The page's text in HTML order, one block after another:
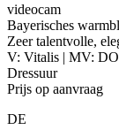
videocam
Bayerisches
Zeer talentvolle,
V: Vitalis | MV:
Dressuur
Prijs op aanvraag
DE